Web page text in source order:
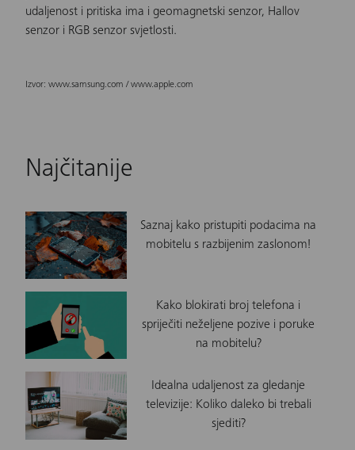
udaljenost i pritiska ima i geomagnetski senzor, Hallov
senzor i RGB senzor svjetlosti.
Izvor: www.samsung.com / www.apple.com
Najčitanije
Saznaj kako pristupiti podacima na
mobitelu s razbijenim zaslonom!
Kako blokirati broj telefona i
spriječiti neželjene pozive i poruke
na mobitelu?
Idealna udaljenost za gledanje
televizije: Koliko daleko bi trebali
sjediti?